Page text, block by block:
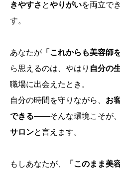
きやすさ とやりがいを両立で
す。
あなたが 「これからも美容師
ら思えるのは、やはり 自分の
職場に出会えたとき。
自分の時間を守りながら、 お
できる――そんな環境こそが
サロンと言えます。
もしあなたが、 「このまま美